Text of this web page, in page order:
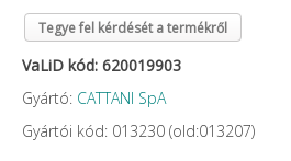
Tegye fel kérdését a termékről
VaLiD kód: 620019903
Gyártó: CATTANI SpA
Gyártói kód: 013230 (old:013207)